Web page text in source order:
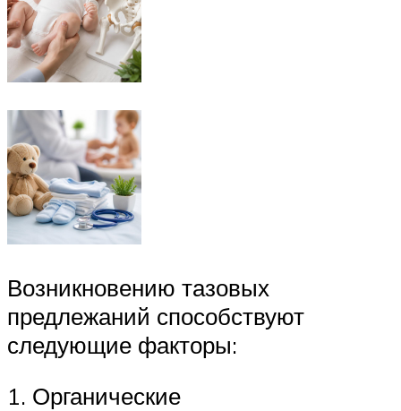
Возникновению тазовых
предлежаний способствуют
следующие факторы:
1. Органические